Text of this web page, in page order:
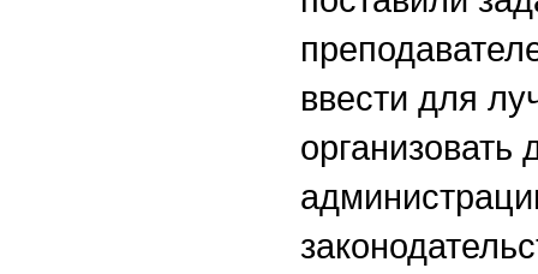
ввести для
организовать